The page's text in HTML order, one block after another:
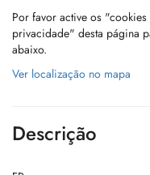
Por favor active os
privacidade" desta página
abaixo.
Ver localização no mapa
Descrição